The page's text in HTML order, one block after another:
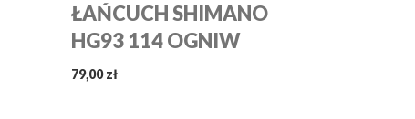
ŁAŃCUCH SHIMANO
HG93 114 OGNIW
79,00 zł